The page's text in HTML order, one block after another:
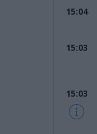
15:04
15:03
15:03